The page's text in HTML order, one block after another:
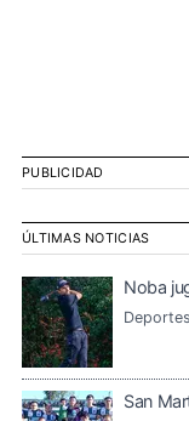
PUBLICIDAD
ÚLTIMAS NOTICIAS
Noba
Deportes
San